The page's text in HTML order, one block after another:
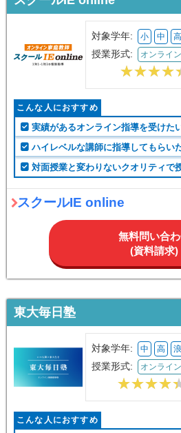
対象学年: 小 中 高
授業形式: オンライ
こんな人におすすめ
実績があるオンライン指導を受けた
ハイレベルな講師に指導してもらい
対面授業と変わりないクオリティで
スクールIE online
無料問い合
(資料請求)
東大毎日塾
対象学年: 中 高 浪
授業形式: オンライ
こんな人におすすめ